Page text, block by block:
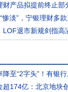
财产品拟提前终止部
LOF退市新规剑指高
至“2字头”！有银